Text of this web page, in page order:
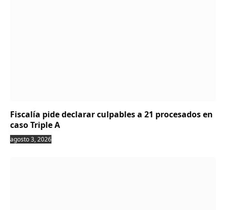
Fiscalía pide declarar culpables a 21 procesados en
caso Triple A
agosto 3, 2026